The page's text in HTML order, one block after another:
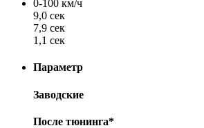
0-100 км/ч
9,0 сек
7,9 сек
1,1 сек
Параметр
Заводские
После тюнинга*